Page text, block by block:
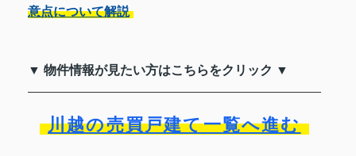
意点について解説
▼ 物件情報が見たい方はこちらをクリック ▼
川越の売買戸建て一覧へ進む